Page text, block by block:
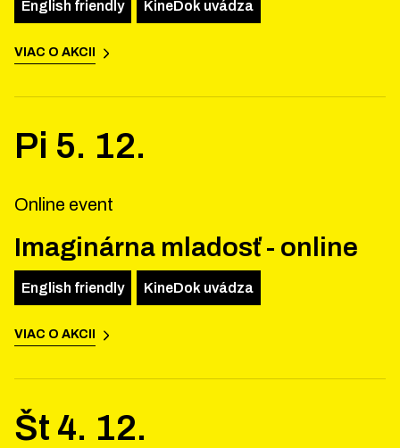
English friendly KineDok uvádza
VIAC O AKCII
Pi 5. 12.
Online event
Imaginárna mladosť - online
English friendly KineDok uvádza
VIAC O AKCII
Št 4. 12.